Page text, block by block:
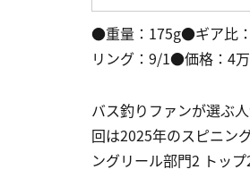
●重量：175g●ギア比
リング：9/1●価格：4万
バス釣りファンが選ぶ
回は2025年のスピニン
ングリール部門2 トッ